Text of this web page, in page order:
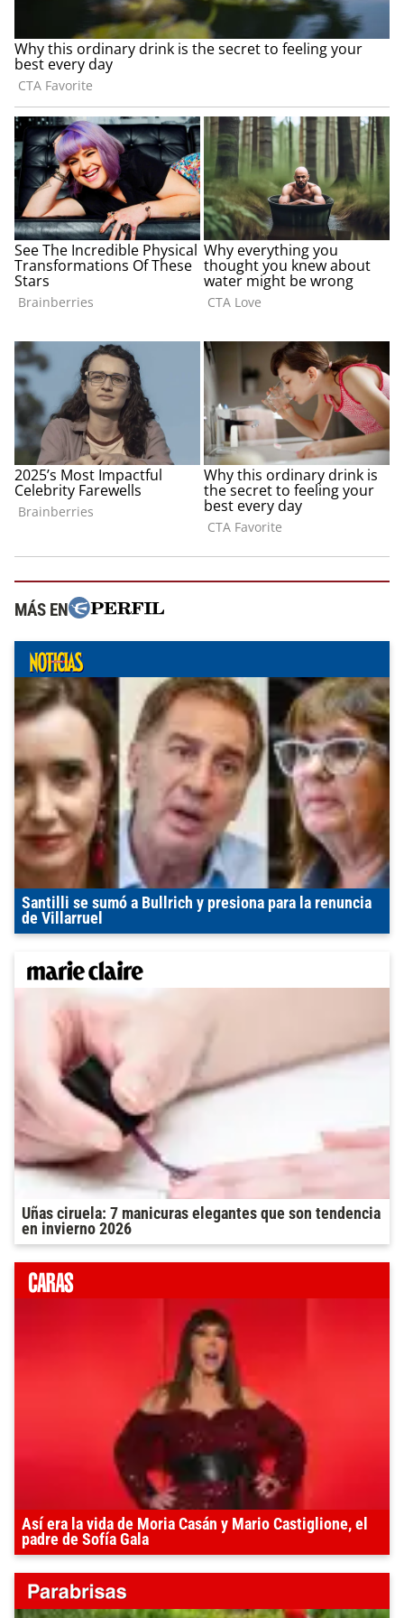
MÁS EN
Santilli se sumó a Bullrich y presiona para la renuncia
de Villarruel
Uñas ciruela: 7 manicuras elegantes que son tendencia
en invierno 2026
Así era la vida de Moria Casán y Mario Castiglione, el
padre de Sofía Gala